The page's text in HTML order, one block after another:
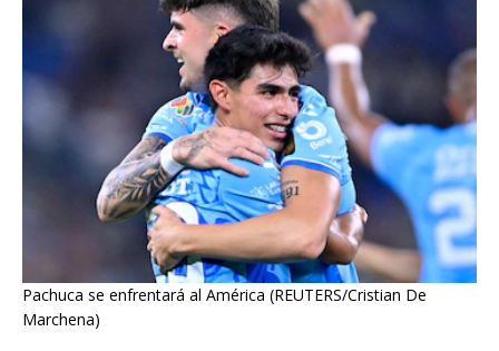
Pachuca se enfrentará al América (REUTERS/Cristian De
Marchena)